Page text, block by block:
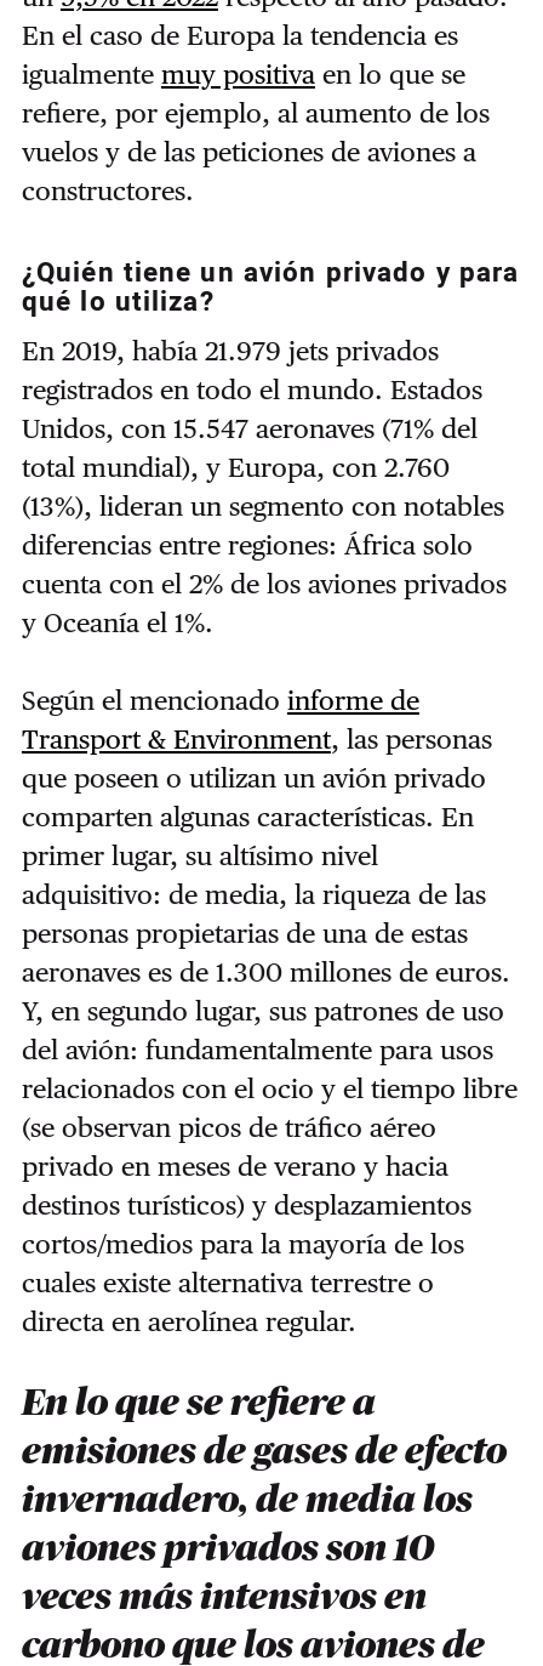
En el caso de Europa la tendencia es
igualmente muy positivaen lo que se
refiere, por ejemplo, al aumento de los
vuelos y de las peticiones de aviones a
constructores.
¿Quién tiene un avión privado y para
qué lo utiliza?
En 2019, había 21.979 jets privados
registrados en todo el mundo. Estados
Unidos, con 15.547 aeronaves (71% del
total mundial), y Europa, con 2.760
(13%), lideran un segmento con notables
diferencias entre regiones: África solo
cuenta con el 2% de los aviones privados
y Oceanía el 1%.
Según el mencionado informe de
Transport & Environment, las personas
que poseen o utilizan un avión privado
comparten algunas características. En
primer lugar, su altísimo nivel
adquisitivo: de media, la riqueza de las
personas propietarias de una de estas
aeronaves es de 1.300 millones de euros.
Y, en segundo lugar, sus patrones de uso
del avión: fundamentalmente para usos
relacionados con el ocio y el tiempo libre
(se observan picos de tráfico aéreo
privado en meses de verano y hacia
destinos turísticos) y desplazamientos
cortos/medios para la mayoría de los
cuales existe alternativa terrestre o
directa en aerolínea regular.
En lo que se refiere a
emisiones de gases de efecto
invernadero, de media los
aviones privados son 10
veces más intensivos en
carbono que los aviones de